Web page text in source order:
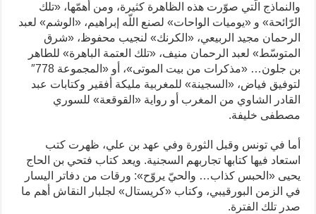
والنماذج الّتي صوّرت هذه الظاهرة كثيرة، ومن أهمّها، «تلك
الرّائحة» و «يوميات الواحات» لصنع اللّه إبراهيم، «الوشم» لعبد
الرحمان مجيد الربيعي، «الكرنك» لنجيب محفوظ، «شرق
المتوسّط» لعبد الرحمان منيف، «تلك العتمة الباهرة» للطاهر
بن جلون… «مذكرات من بيت الموتى»، أو «المجموعة 778″
لتوفيق فياض، «السجينة» للمغربية مليكة أفقير وكتابات عبد
القادر الشاوي من المغرب أو رواية «القوقعة» للسوري
مصطفى خليفة.
أما في تونس وقبل الثورة وفي عهد بن علي، ظهرت كتب
استعاد فيها كتابها تجاربهم السجنية. ويعد كتاب فتحي بن الحاج
يحيى «الحبس كذاب… والحيّ يروّح»: ورقات من دفاتر اليسار
في الزمن البورقيبي، وكتاب «كريستال» لجلبار النقاش أهم ما
صدر تلك الفترة.